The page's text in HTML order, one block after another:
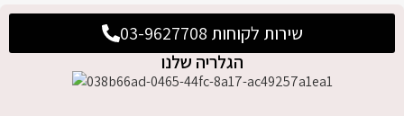
שירות לקוחות 03-9627708
הגלריה שלנו